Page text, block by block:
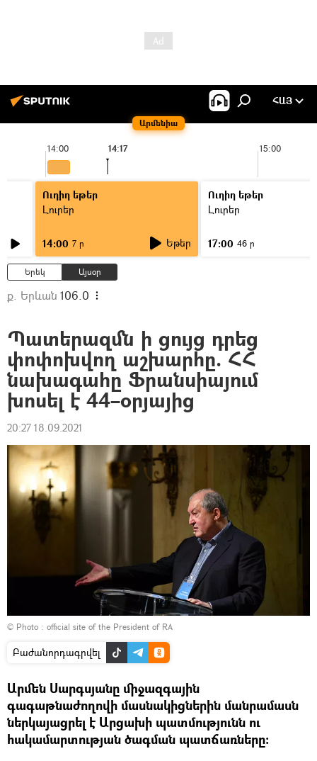
Արմենիա
ՀԱՅ
14:00 15:00
14:17
Ուղիղ եթեր
Լուրեր
14:00 7 ր Եթեր
Ուղիղ եթեր
Լուրեր
17:00 46 ր
Երեկ Այսօր
ք. Երևան 106.0
Պատերազմն ի ցույց դրեց
փոփոխվող աշխարհը. ՀՀ
նախագահը Ֆրանսիայում
խոսել է 44–օրյայից
20:27 18.09.2021
© Photo : official site of the President of RA
Բաժանորդագրվել
Արմեն Սարգսյանը միջազգային
գագաթնաժողովի մասնակիցներին մանրամասն
ներկայացրել է Արցախի պատմությունն ու
հակամարտության ծագման պատճառները։